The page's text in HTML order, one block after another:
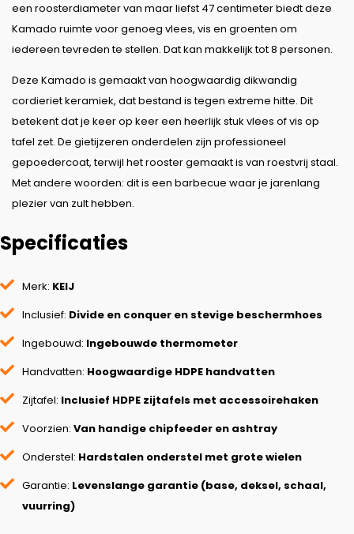
een roosterdiameter van maar liefst 47 centimeter biedt deze
Kamado ruimte voor genoeg vlees, vis en groenten om
iedereen tevreden te stellen. Dat kan makkelijk tot 8 personen.
Deze Kamado is gemaakt van hoogwaardig dikwandig
cordieriet keramiek, dat bestand is tegen extreme hitte. Dit
betekent dat je keer op keer een heerlijk stuk vlees of vis op
tafel zet. De gietijzeren onderdelen zijn professioneel
gepoedercoat, terwijl het rooster gemaakt is van roestvrij staal.
Met andere woorden: dit is een barbecue waar je jarenlang
plezier van zult hebben.
Specificaties
Merk: KEIJ
Inclusief: Divide en conquer en stevige beschermhoes
Ingebouwd: Ingebouwde thermometer
Handvatten: Hoogwaardige HDPE handvatten
Zijtafel: Inclusief HDPE zijtafels met accessoirehaken
Voorzien: Van handige chipfeeder en ashtray
Onderstel: Hardstalen onderstel met grote wielen
Garantie: Levenslange garantie (base, deksel, schaal,
vuurring)